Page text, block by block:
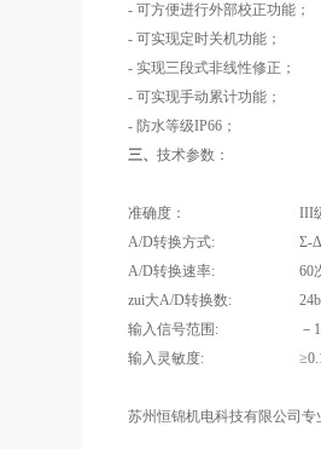
- 可方便进行外部校正功能；
- 可实现定时关机功能；
- 实现三段式非线性修正；
- 可实现手动累计功能；
- 防水等级IP66；
三、 技术参数：
准确度：
III
A/D转换方式:
Σ-
A/D转换速率:
60
zui大A/D转换数:
输入信号范围:
－
输入灵敏度:
苏州恒锦机电科技有限公司